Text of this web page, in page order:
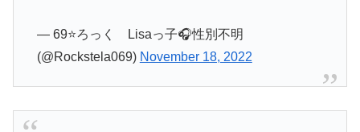
— 69⭐ろっく Lisaっ子🎧️性別不明
(@Rockstela069) November 18, 2022